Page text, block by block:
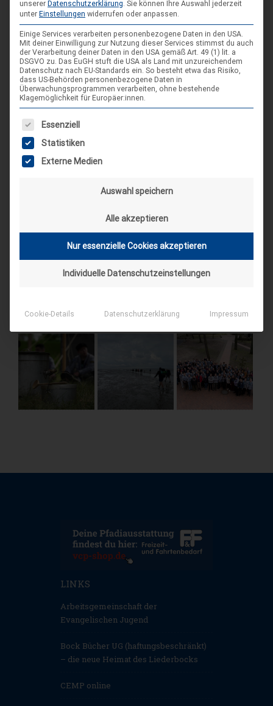
Hameln
04
Sep.
Spieleseminar - Werde zur Spielfigur“ -
Spiele im XXL-Format
4. Sep. 26
Suderburg
[alle Veranstaltungen]
AKTUELLE BEITRÄGE AUF INSTAGRAM
LINKS
Arbeitsgemeinschaft der
Evangelischen Jugend
Bock Bücher UG (haftungsbeschränkt)
– die neue Heimat des Liederbocks
CEMP online
unserer Datenschutzerklärung. Sie können Ihre Auswahl jederzeit
unter Einstellungen widerrufen oder anpassen.
Einige Services verarbeiten personenbezogene Daten in den USA.
Mit deiner Einwilligung zur Nutzung dieser Services stimmst du auch
der Verarbeitung deiner Daten in den USA gemäß Art. 49 (1) lit. a
DSGVO zu. Das EuGH stuft die USA als Land mit unzureichendem
Datenschutz nach EU-Standards ein. So besteht etwa das Risiko,
dass US-Behörden personenbezogene Daten in
Überwachungsprogrammen verarbeiten, ohne bestehende
Klagemöglichkeit für Europäer:innen.
Es folgt eine Liste der Service-Gruppen, für die eine
Essenziell
Statistiken
Externe Medien
Auswahl speichern
Alle akzeptieren
Nur essenzielle Cookies akzeptieren
Individuelle Datenschutzeinstellungen
Cookie-Details Datenschutzerklärung Impressum